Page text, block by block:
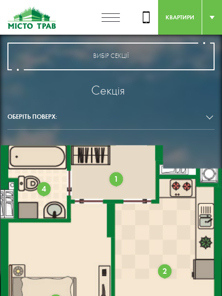
КВАРТИРИ
ВИБІР СЕКЦІЇ
Секція
ОБЕРІТЬ ПОВЕРХ:
1
2
4